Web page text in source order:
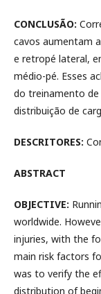
CONCLUSÃO:
cavos aumentam
e retropé lateral,
médio-pé. Esses
do treinamento de
distribuição de
DESCRITORES:
ABSTRACT
OBJECTIVE:
worldwide.
injuries, with the
main risk factors
was to verify the
distribution of